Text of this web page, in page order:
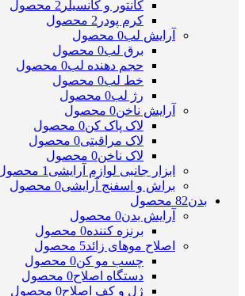
کانتور و کانسیلر 2 محصول
کرم پودر 2 محصول
آرایش لب0 محصول
برق لب0 محصول
حجم دهنده لب0 محصول
خط لب0 محصول
رژ لب0 محصول
آرایش ناخن0 محصول
لاک پاک کن0 محصول
لاک مراقبتی0 محصول
لاک ناخن0 محصول
ابزار جانبی لوازم آرایشی 1 محصول
براش و اسفنج آرایشی0 محصول
بدن82 محصول
آرایش بدن0 محصول
برنزه کننده0 محصول
اصلاح موهای زائد5 محصول
چسب مو کن0 محصول
دستگاه اصلاح0 محصول
ژل و کف اصلاح0 محصول